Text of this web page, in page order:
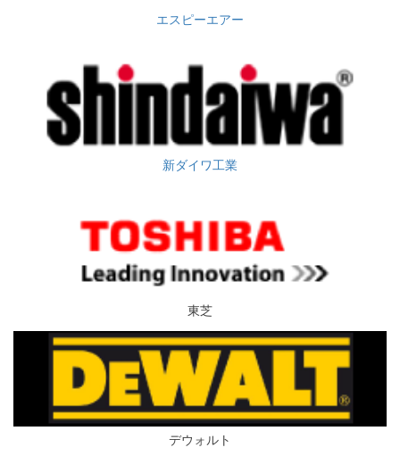
エスピーエアー
新ダイワ工業
東芝
デウォルト